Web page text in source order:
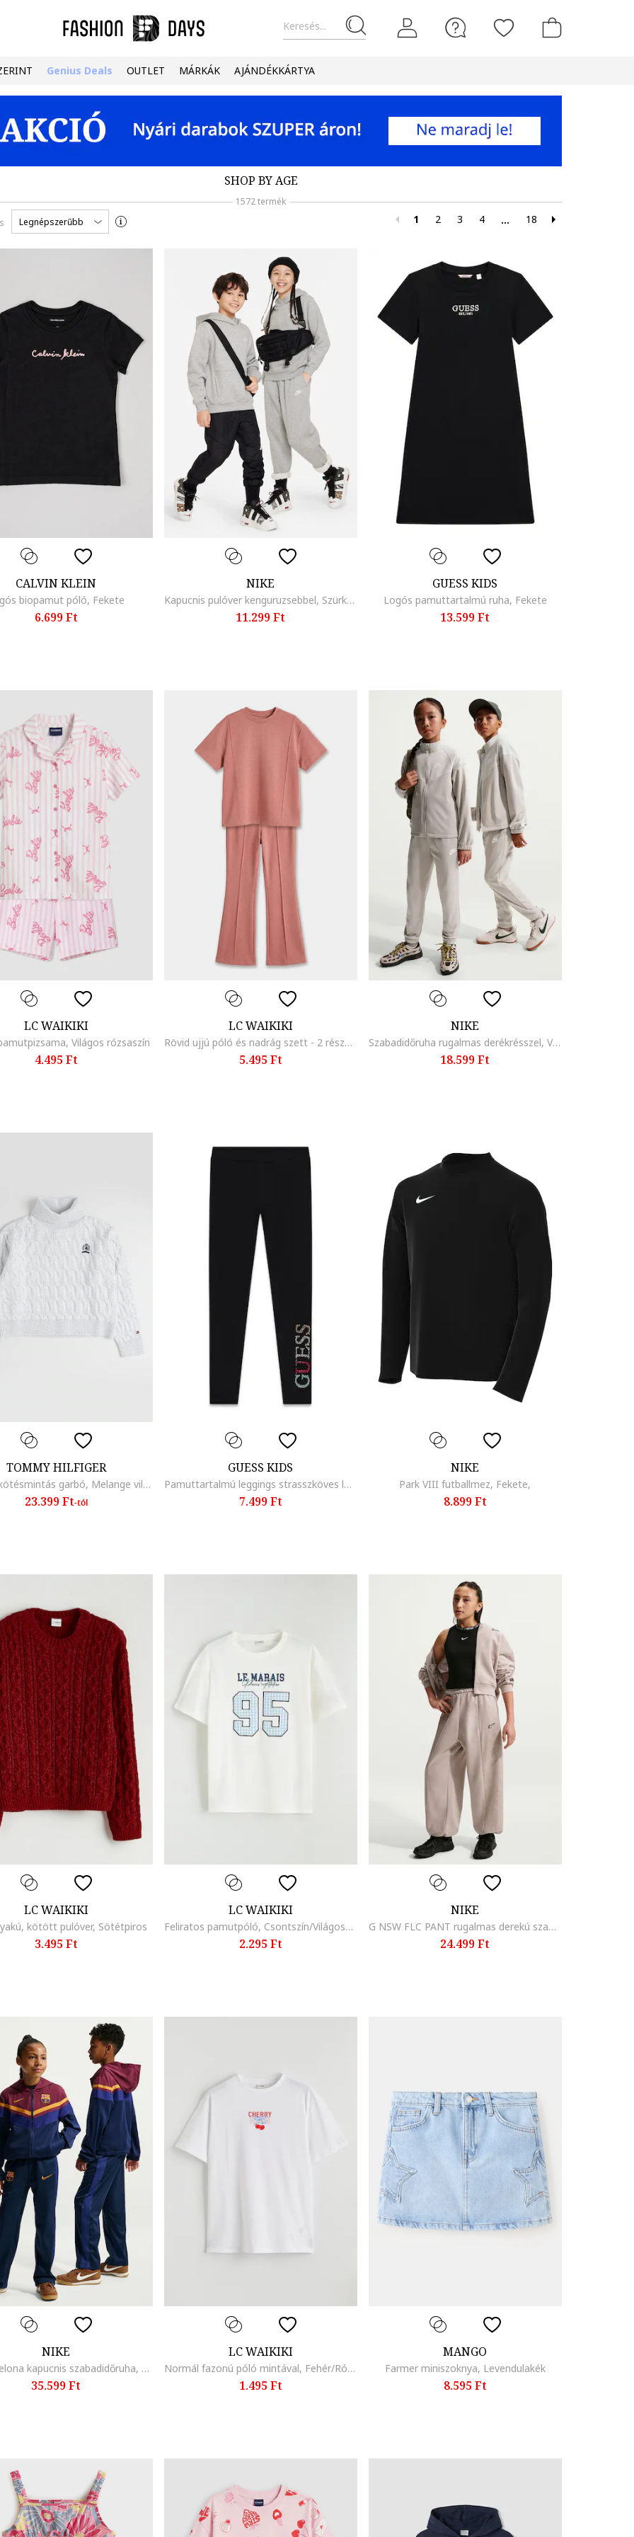
Keresés...
Genius Deals OUTLET MÁRKÁK AJÁNDÉKKÁRTYA
SHOP BY AGE
1572 termék
1 2 3 4 ... 18
Legnépszerűbb
CALVIN KLEIN
biopamut póló, Fekete
6.699 Ft
NIKE
Kapucnis pulóver kenguruzsebbel, Szürke/Melange sötétszürke
11.299 Ft
GUESS KIDS
Logós pamuttartalmú ruha, Fekete
13.599 Ft
LC WAIKIKI
Világos rózsaszín
4.495 Ft
LC WAIKIKI
Rövid ujjú póló és nadrág szett - 2 részes, Púderrózsaszín
5.495 Ft
NIKE
Szabadidőruha rugalmas derékrésszel, Világosszürke/Törtfehér
18.599 Ft
TOMMY HILFIGER
Csavart kötésmintás garbó, Melange világosszürke
23.399 Ft-tól
GUESS KIDS
Pamuttartalmú leggings strasszköves logóval, Fekete
7.499 Ft
NIKE
Park VIII futballmez, Fekete,
8.899 Ft
LC WAIKIKI
kötött pulóver, Sötétpiros
3.495 Ft
LC WAIKIKI
Feliratos pamutpóló, Csontszín/Világoskék
2.295 Ft
NIKE
G NSW FLC PANT rugalmas derekú szabadidőnadrág, Rózsaszín
24.499 Ft
NIKE
F.C. Barcelona kapucnis szabadidőruha, Piros/Sötétkék
35.599 Ft
LC WAIKIKI
Normál fazonú póló mintával, Fehér/Rózsaszín
1.495 Ft
MANGO
Farmer miniszoknya, Levendulakék
8.595 Ft